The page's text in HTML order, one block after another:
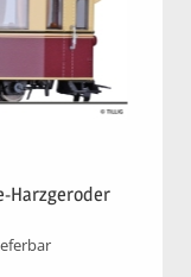
Harzgeroder